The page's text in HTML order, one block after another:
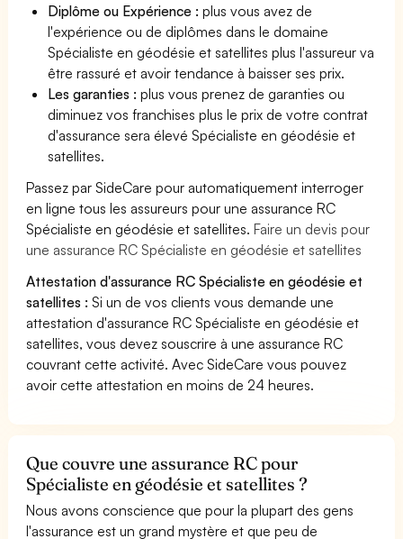
Diplôme ou Expérience :plus vous avez de
l'expérience ou de diplômes dans le domaine
Spécialiste en géodésie et satellites plus l'assureur va
être rassuré et avoir tendance à baisser ses prix.
Les garanties :plus vous prenez de garanties ou
diminuez vos franchises plus le prix de votre contrat
d'assurance sera élevé Spécialiste en géodésie et
satellites.
Passez par SideCare pour automatiquement interroger
en ligne tous les assureurs pour une assurance RC
Spécialiste en géodésie et satellites.Faire un devis pour
une assurance RC Spécialiste en géodésie et satellites
Attestation d'assurance RC Spécialiste en géodésie et
satellites : Si un de vos clients vous demande une
attestation d'assurance RC Spécialiste en géodésie et
satellites, vous devez souscrire à une assurance RC
couvrant cette activité. Avec SideCare vous pouvez
avoir cette attestation en moins de 24 heures.
Que couvre une assurance RC pour
Spécialiste en géodésie et satellites ?
Nous avons conscience que pour la plupart des gens
l'assurance est un grand mystère et que peu de